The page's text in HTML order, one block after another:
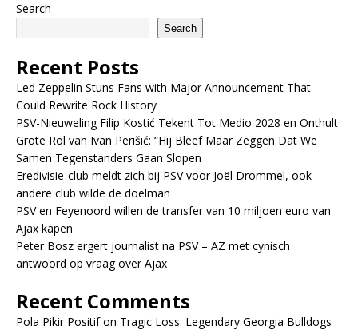
Search
Search
Recent Posts
Led Zeppelin Stuns Fans with Major Announcement That
Could Rewrite Rock History
PSV-Nieuweling Filip Kostić Tekent Tot Medio 2028 en Onthult
Grote Rol van Ivan Perišić: “Hij Bleef Maar Zeggen Dat We
Samen Tegenstanders Gaan Slopen
Eredivisie-club meldt zich bij PSV voor Joël Drommel, ook
andere club wilde de doelman
PSV en Feyenoord willen de transfer van 10 miljoen euro van
Ajax kapen
Peter Bosz ergert journalist na PSV – AZ met cynisch
antwoord op vraag over Ajax
Recent Comments
Pola Pikir Positifon Tragic Loss: Legendary Georgia Bulldogs